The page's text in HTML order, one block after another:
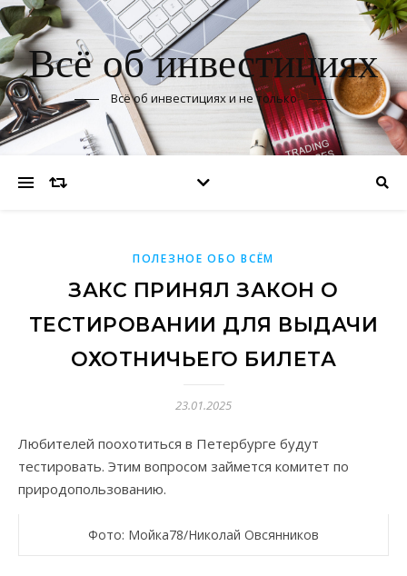
Всё об инвестициях
Всё об инвестициях и не только
ПОЛЕЗНОЕ ОБО ВСЁМ
ЗАКС ПРИНЯЛ ЗАКОН О
ТЕСТИРОВАНИИ ДЛЯ ВЫДАЧИ
ОХОТНИЧЬЕГО БИЛЕТА
23.01.2025
Любителей поохотиться в Петербурге будут
тестировать. Этим вопросом займется комитет по
природопользованию.
Фото: Мойка78/Николай Овсянников